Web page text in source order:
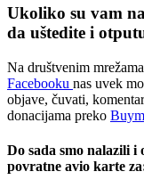
Ukoliko su vam
da uštedite i
Na društvenim
Facebooku nas uvek
objave, čuvati,
donacijama preko
Do sada smo nalazili
povratne avio karte